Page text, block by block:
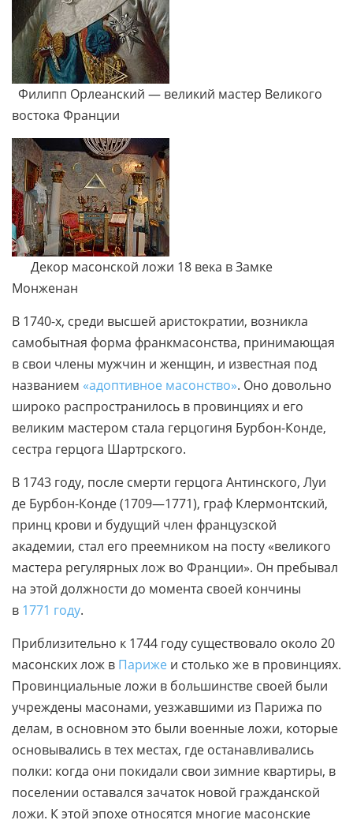
Филипп Орлеанский — великий мастер Великого
востока Франции
Декор масонской ложи 18 века в Замке
Монженан
В 1740-х, среди высшей аристократии, возникла
самобытная форма франкмасонства, принимающая
в свои члены мужчин и женщин, и известная под
названием «адоптивное масонство». Оно довольно
широко распространилось в провинциях и его
великим мастером стала герцогиня Бурбон-Конде,
сестра герцога Шартрского.
В 1743 году, после смерти герцога Антинского, Луи
де Бурбон-Конде (1709—1771), граф Клермонтский,
принц крови и будущий член французской
академии, стал его преемником на посту «великого
мастера регулярных лож во Франции». Он пребывал
на этой должности до момента своей кончины
в 1771 году.
Приблизительно к 1744 году существовало около 20
масонских лож в Париже и столько же в провинциях.
Провинциальные ложи в большинстве своей были
учреждены масонами, уезжавшими из Парижа по
делам, в основном это были военные ложи, которые
основывались в тех местах, где останавливались
полки: когда они покидали свои зимние квартиры, в
поселении оставался зачаток новой гражданской
ложи. К этой эпохе относятся многие масонские